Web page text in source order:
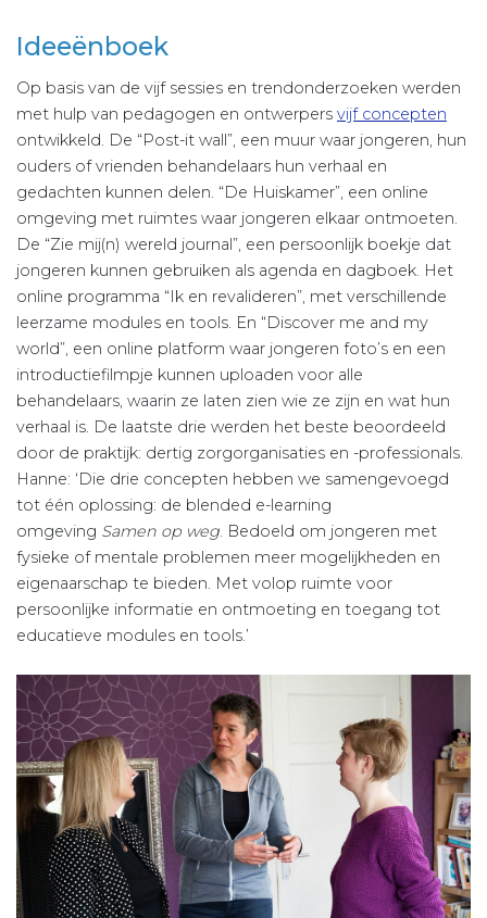
Ideeënboek
Op basis van de vijf sessies en trendonderzoeken werden
met hulp van pedagogen en ontwerpers vijf concepten
ontwikkeld. De “Post-it wall”, een muur waar jongeren, hun
ouders of vrienden behandelaars hun verhaal en
gedachten kunnen delen. “De Huiskamer”, een online
omgeving met ruimtes waar jongeren elkaar ontmoeten.
De “Zie mij(n) wereld journal”, een persoonlijk boekje dat
jongeren kunnen gebruiken als agenda en dagboek. Het
online programma “Ik en revalideren”, met verschillende
leerzame modules en tools. En “Discover me and my
world”, een online platform waar jongeren foto’s en een
introductiefilmpje kunnen uploaden voor alle
behandelaars, waarin ze laten zien wie ze zijn en wat hun
verhaal is. De laatste drie werden het beste beoordeeld
door de praktijk: dertig zorgorganisaties en -professionals.
Hanne: ‘Die drie concepten hebben we samengevoegd
tot één oplossing: de blended e-learning
omgeving Samen op weg. Bedoeld om jongeren met
fysieke of mentale problemen meer mogelijkheden en
eigenaarschap te bieden. Met volop ruimte voor
persoonlijke informatie en ontmoeting en toegang tot
educatieve modules en tools.’